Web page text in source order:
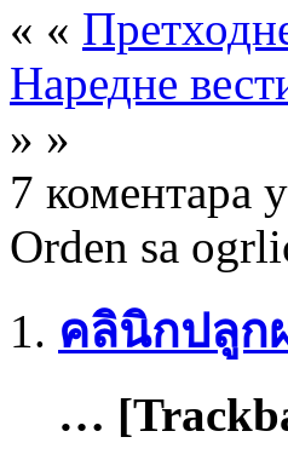
« «
Наредне
» »
7 коментара
Orden sa
คลินิกปลูก
…